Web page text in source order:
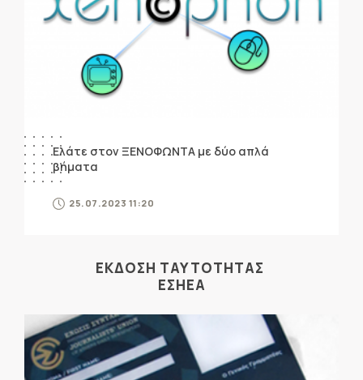
Ελάτε στον ΞΕΝΟΦΩΝΤΑ με δύο απλά
βήματα
25.07.2023 11:20
ΕΚΔΟΣΗ ΤΑΥΤΟΤΗΤΑΣ
ΕΣΗΕΑ